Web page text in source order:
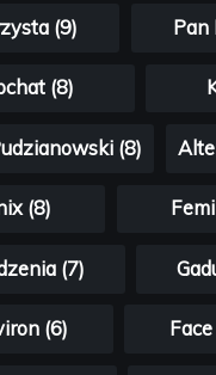
(9) Pan
(8)
(8)
(8)
(7)
(6)